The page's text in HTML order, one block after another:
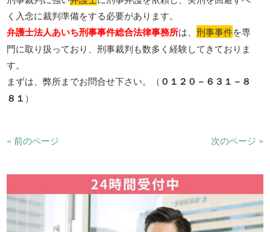
く入念に裁判準備をする必要があります。
弁護士法人あいち刑事事件総合法律事務所は、刑事事件を専
門に取り扱っており、刑事裁判も数多く経験してきておりま
す。
まずは、弊所までお問合せ下さい。（ ０１２０－６３１－８
８１ ）
« 前のページ 次のページ »